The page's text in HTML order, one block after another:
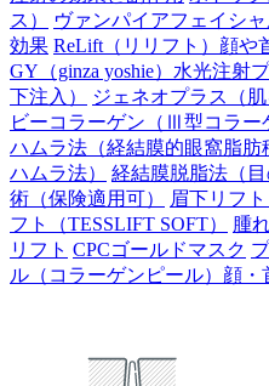
ス）
ヴァンパイアフェイシ
効果 ReLift（リリフト）顔や
GY（ginza yoshie）水光注射
下注入）
ジェネオプラス（
ビーコラーゲン（Ⅲ型コラー
ハムラ法（経結膜的眼窩脂肪
ハムラ法）
経結膜脱脂法（目
術（保険適用可）
眉下リフト
フト（TESSLIFT SOFT）
腫
リフト CPCゴールドマスク
ル（コラーゲンピール）顔